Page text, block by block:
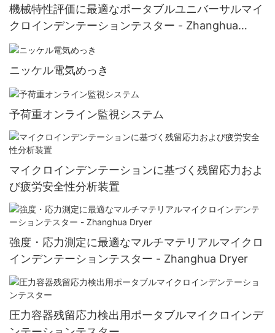
機械特性評価に最適なポータブルユニバーサルマイ
クロインデンテーションテスター - Zhanghua
Dryer
ニッケル電気めっき
予荷重オンライン監視システム
マイクロインデンテーションに基づく残留応力およ
び疲労安全性分析装置
強度・応力測定に最適なマルチマテリアルマイクロ
インデンテーションテスター - Zhanghua Dryer
圧力容器残留応力検出用ポータブルマイクロインデ